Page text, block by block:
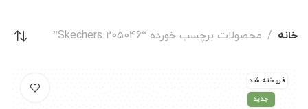
خانه محصولات برچسب خورده “Skechers 205046”
فروخته شد
جدید